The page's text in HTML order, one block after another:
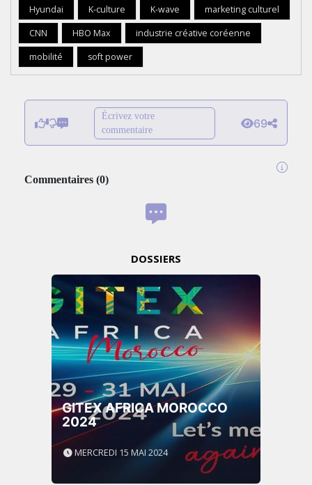
Hyundai K-culture K-wave
marketing culturel
CNN
HBO Max
industrie créative coréenne
mobilité
soft power
Écrivez votre
commentaire
69
Commentaires (0)
DOSSIERS
GITEX AFRICA MOROCCO
2024
MERCREDI 15 MAI 2024